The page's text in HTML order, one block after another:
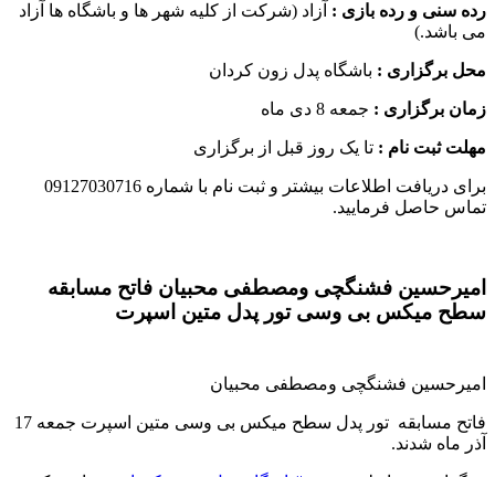
رده سنی و رده بازی : آزاد (شرکت از کلیه شهر ها و باشگاه ها آزاد
می باشد.)
محل برگزاری : باشگاه پدل زون کردان
زمان برگزاری : جمعه 8 دی ماه
مهلت ثبت نام : تا یک روز قبل از برگزاری
برای دریافت اطلاعات بیشتر و ثبت نام با شماره 09127030716
تماس حاصل فرمایید.
امیرحسین فشنگچی ومصطفی محبیان فاتح مسابقه
سطح میکس بی وسی تور پدل متین اسپرت
امیرحسین فشنگچی ومصطفی محبیان
فاتح مسابقه تور پدل سطح میکس بی وسی متین اسپرت جمعه 17
آذر ماه شدند.